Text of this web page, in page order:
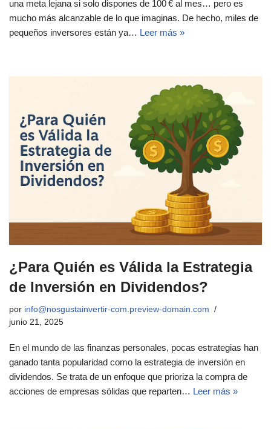
una meta lejana si solo dispones de 100 € al mes… pero es
mucho más alcanzable de lo que imaginas. De hecho, miles de
pequeños inversores están ya… Leer más »
¿Para Quién es Válida la Estrategia
de Inversión en Dividendos?
por info@nosgustainvertir-com.preview-domain.com
junio 21, 2025
En el mundo de las finanzas personales, pocas estrategias han
ganado tanta popularidad como la estrategia de inversión en
dividendos. Se trata de un enfoque que prioriza la compra de
acciones de empresas sólidas que reparten… Leer más »